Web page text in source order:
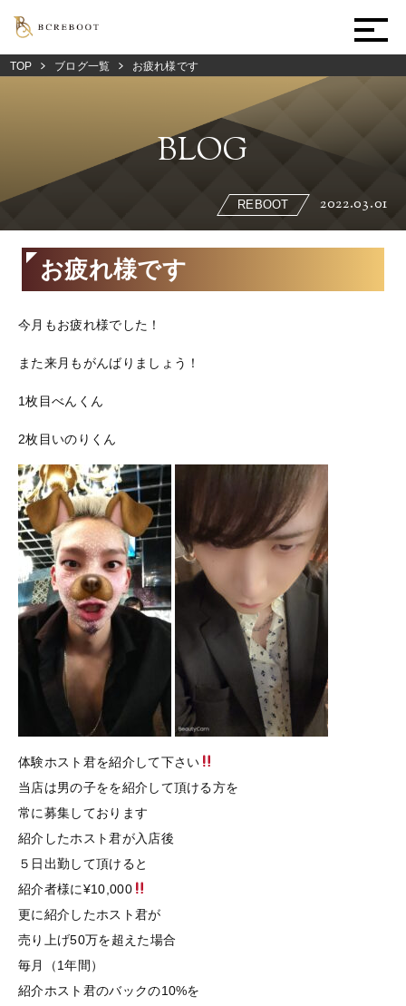
TOP ブログ一覧 お疲れ様です
BLOG
REBOOT 2022.03.01
お疲れ様です
今月もお疲れ様でした！
また来月もがんばりましょう！
1枚目べんくん
2枚目いのりくん
体験ホスト君を紹介して下さい
当店は男の子をを紹介して頂ける方を
常に募集しております
紹介したホスト君が入店後
５日出勤して頂けると
紹介者様に¥10,000
更に紹介したホスト君が
売り上げ50万を超えた場合
毎月（1年間）
紹介ホスト君のバックの10%を